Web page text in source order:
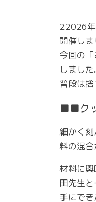
22026年
開催しま
今回の
しました
普段は
■■ク
細かく
料の混
材料に
田先生
手にで